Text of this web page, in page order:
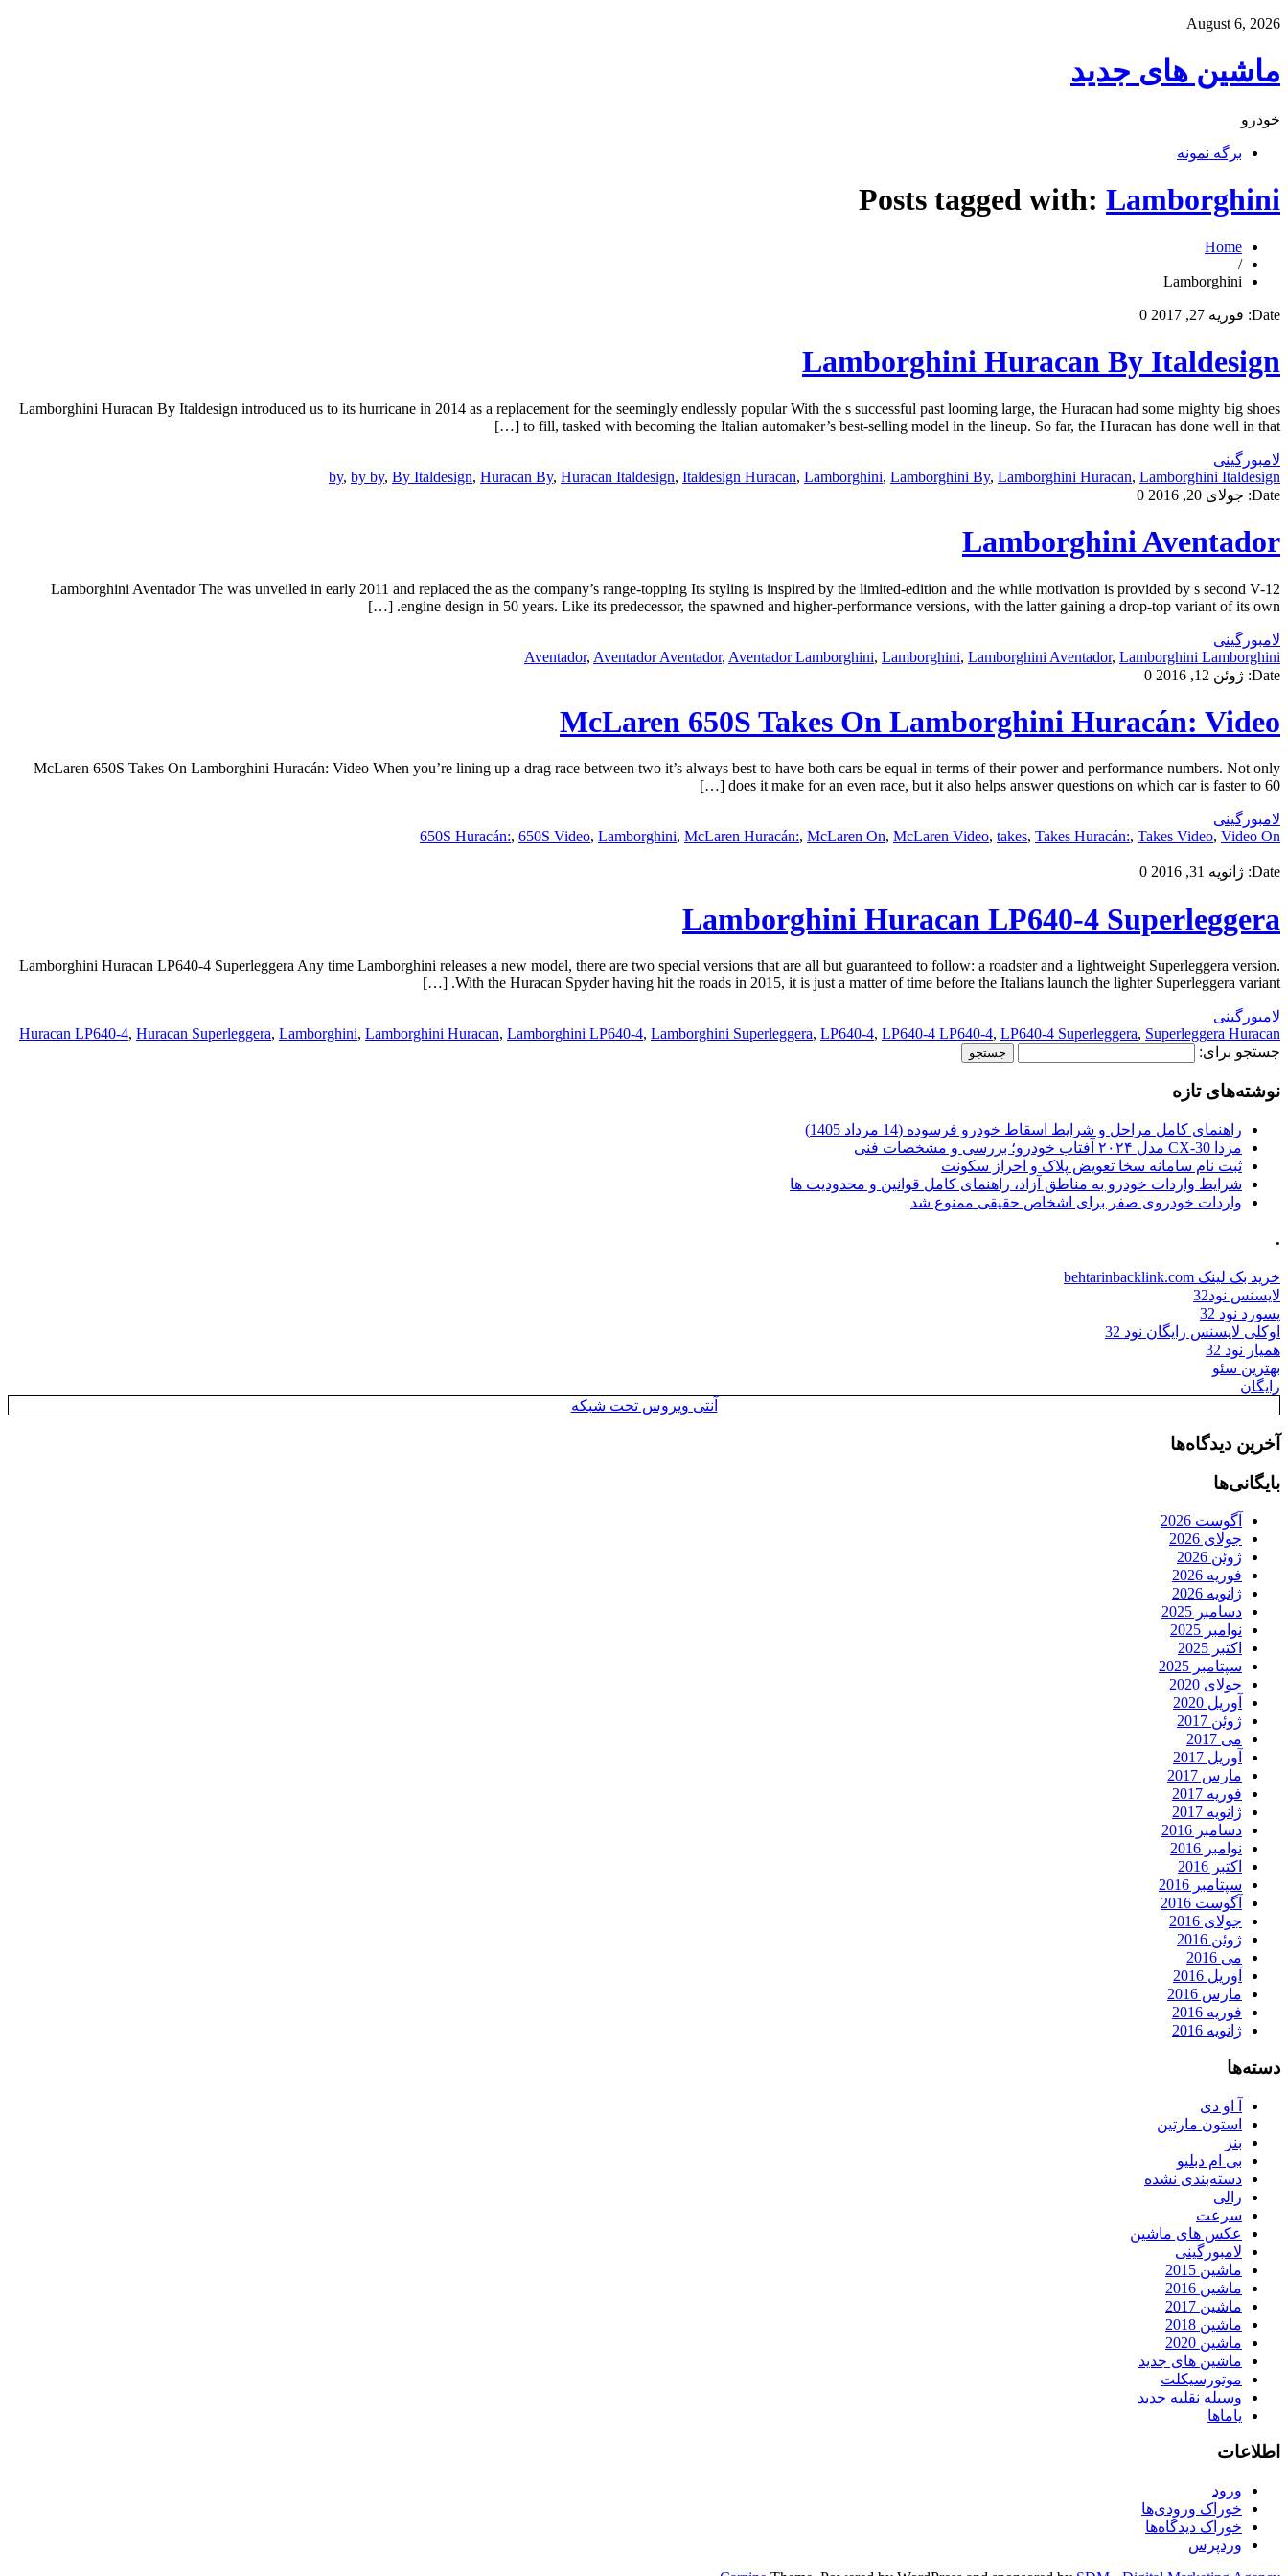
August 6, 2026
ماشین های جدید
خودرو
برگه نمونه
Posts tagged with: Lamborghini
Home
/
Lamborghini
Date: فوریه 27, 2017 0
Lamborghini Huracan By Italdesign
Lamborghini Huracan By Italdesign introduced us to its hurricane in 2014 as a replacement for the seemingly endlessly popular With the s successful past looming large, the Huracan had some mighty big shoes
to fill, tasked with becoming the Italian automaker’s best-selling model in the lineup. So far, the Huracan has done well in that […]
لامبورگینی
by, by by, By Italdesign, Huracan By, Huracan Italdesign, Italdesign Huracan, Lamborghini, Lamborghini By, Lamborghini Huracan, Lamborghini Italdesign
Date: جولای 20, 2016 0
Lamborghini Aventador
Lamborghini Aventador The was unveiled in early 2011 and replaced the as the company’s range-topping Its styling is inspired by the limited-edition and the while motivation is provided by s second V-12
engine design in 50 years. Like its predecessor, the spawned and higher-performance versions, with the latter gaining a drop-top variant of its own. […]
لامبورگینی
Aventador, Aventador Aventador, Aventador Lamborghini, Lamborghini, Lamborghini Aventador, Lamborghini Lamborghini
Date: ژوئن 12, 2016 0
McLaren 650S Takes On Lamborghini Huracán: Video
McLaren 650S Takes On Lamborghini Huracán: Video When you’re lining up a drag race between two it’s always best to have both cars be equal in terms of their power and performance numbers. Not only
does it make for an even race, but it also helps answer questions on which car is faster to 60 […]
لامبورگینی
650S Huracán:, 650S Video, Lamborghini, McLaren Huracán:, McLaren On, McLaren Video, takes, Takes Huracán:, Takes Video, Video On
Date: ژانویه 31, 2016 0
Lamborghini Huracan LP640-4 Superleggera
Lamborghini Huracan LP640-4 Superleggera Any time Lamborghini releases a new model, there are two special versions that are all but guaranteed to follow: a roadster and a lightweight Superleggera version.
With the Huracan Spyder having hit the roads in 2015, it is just a matter of time before the Italians launch the lighter Superleggera variant. […]
لامبورگینی
Huracan LP640-4, Huracan Superleggera, Lamborghini, Lamborghini Huracan, Lamborghini LP640-4, Lamborghini Superleggera, LP640-4, LP640-4 LP640-4, LP640-4 Superleggera, Superleggera Huracan
جستجو برای:
نوشته‌های تازه
راهنمای کامل مراحل و شرایط اسقاط خودرو فرسوده (14 مرداد 1405)
مزدا CX-30 مدل ۲۰۲۴ آفتاب خودرو؛ بررسی و مشخصات فنی
ثبت نام سامانه سخا تعویض پلاک و احراز سکونت
شرایط واردات خودرو به مناطق آزاد، راهنمای کامل قوانین و محدودیت ها
واردات خودروی صفر برای اشخاص حقیقی ممنوع شد
.
خرید بک لینک behtarinbacklink.com
لایسنس نود32
پسورد نود 32
اوکلی لایسنس رایگان نود 32
همیار نود 32
بهترین سئو
رایگان
آنتی ویروس تحت شبکه
آخرین دیدگاه‌ها
بایگانی‌ها
آگوست 2026
جولای 2026
ژوئن 2026
فوریه 2026
ژانویه 2026
دسامبر 2025
نوامبر 2025
اکتبر 2025
سپتامبر 2025
جولای 2020
آوریل 2020
ژوئن 2017
می 2017
آوریل 2017
مارس 2017
فوریه 2017
ژانویه 2017
دسامبر 2016
نوامبر 2016
اکتبر 2016
سپتامبر 2016
آگوست 2016
جولای 2016
ژوئن 2016
می 2016
آوریل 2016
مارس 2016
فوریه 2016
ژانویه 2016
دسته‌ها
آ او دی
استون مارتین
بنز
بی ام دبلیو
دسته‌بندی نشده
رالی
سرعت
عکس های ماشین
لامبورگینی
ماشین 2015
ماشین 2016
ماشین 2017
ماشین 2018
ماشین 2020
ماشین های جدید
موتورسیکلت
وسیله نقلیه جدید
یاماها
اطلاعات
ورود
خوراک ورودی‌ها
خوراک دیدگاه‌ها
وردپرس